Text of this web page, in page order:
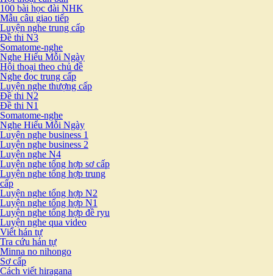
100 bài học đài NHK
Mẫu câu giao tiếp
Luyện nghe trung cấp
Đề thi N3
Somatome-nghe
Nghe Hiểu Mỗi Ngày
Hội thoại theo chủ đề
Nghe đọc trung cấp
Luyện nghe thượng cấp
Đề thi N2
Đề thi N1
Somatome-nghe
Nghe Hiểu Mỗi Ngày
Luyện nghe business 1
Luyện nghe business 2
Luyện nghe N4
Luyện nghe tổng hợp sơ cấp
Luyện nghe tổng hợp trung
cấp
Luyện nghe tổng hợp N2
Luyện nghe tổng hợp N1
Luyện nghe tổng hợp đề ryu
Luyện nghe qua video
Viết hán tự
Tra cứu hán tự
Minna no nihongo
Sơ cấp
Cách viết hiragana